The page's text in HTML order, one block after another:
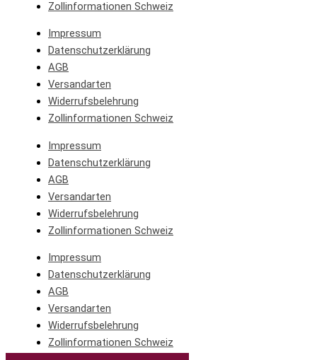
Zollinformationen Schweiz
Impressum
Datenschutzerklärung
AGB
Versandarten
Widerrufsbelehrung
Zollinformationen Schweiz
Impressum
Datenschutzerklärung
AGB
Versandarten
Widerrufsbelehrung
Zollinformationen Schweiz
Impressum
Datenschutzerklärung
AGB
Versandarten
Widerrufsbelehrung
Zollinformationen Schweiz